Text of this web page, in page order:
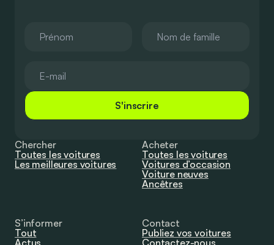
S'inscrire
Chercher
Toutes les voitures
Les meilleures voitures
Acheter
Toutes les voitures
Voitures d’occasion
Voiture neuves
Ancêtres
S’informer
Tout
Actus
Contact
Publiez vos voitures
Contactez-nous